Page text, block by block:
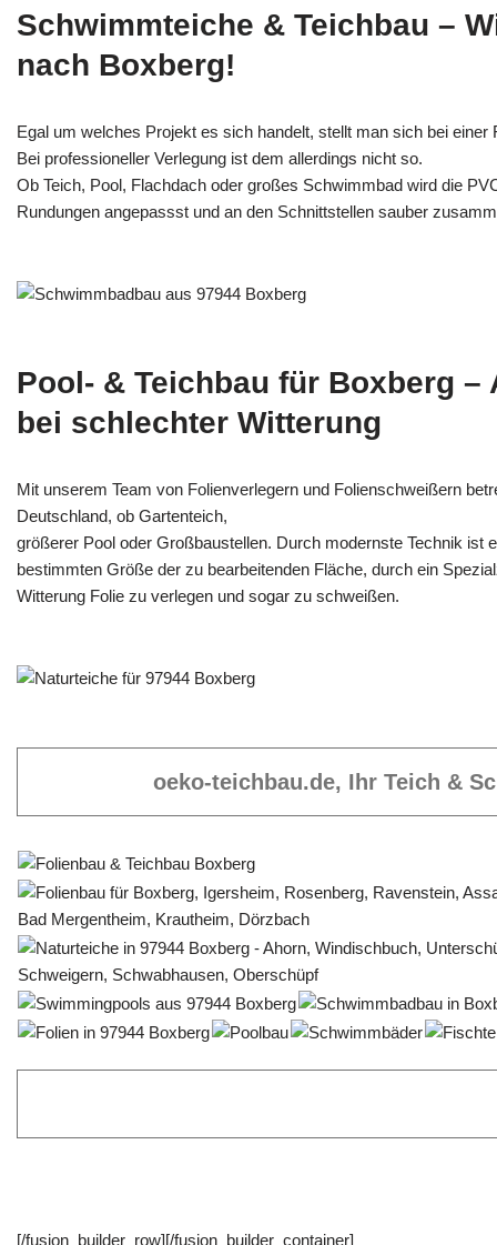
Schwimmteiche & Teichbau –
nach Boxberg!
Egal um welches Projekt es sich handelt, stellt man sich bei einer
Bei professioneller Verlegung ist dem allerdings nicht so.
Ob Teich, Pool, Flachdach oder großes Schwimmbad wird die
Rundungen angepassst und an den Schnittstellen sauber
Pool- & Teichbau für Boxberg –
bei schlechter Witterung
Mit unserem Team von Folienverlegern und Folien­schweißern
Deutschland, ob Gartenteich,
größerer Pool oder Großbaustellen. Durch modernste Technik ist
bestimmten Größe der zu bearbeitenden Fläche, durch ein
Witterung Folie zu verlegen und sogar zu schweißen.
oeko-teichbau.de, Ihr Teich &
[/fusion_builder_row][/fusion_builder_container]